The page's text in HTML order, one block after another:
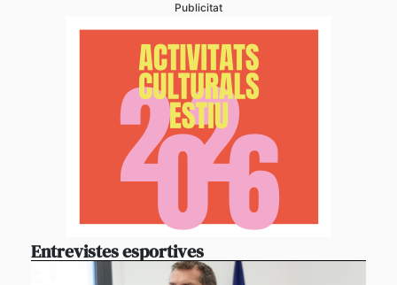
Publicitat
Entrevistes esportives